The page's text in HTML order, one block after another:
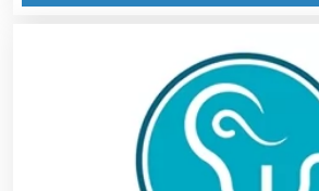
Contadores
Control de Plagas
Conversiones Automotrices